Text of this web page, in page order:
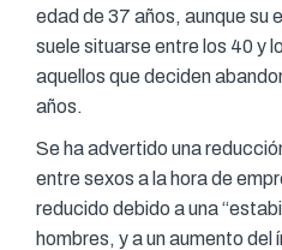
edad de 37 años, aunque su
suele situarse entre los 40 y
aquellos que deciden
años.
Se ha advertido una
entre sexos a la hora de
reducido debido a una
hombres, y a un aumento del